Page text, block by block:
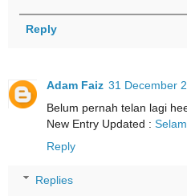
Reply
Adam Faiz 31 December
Belum pernah telan lagi
New Entry Updated :
Reply
Replies